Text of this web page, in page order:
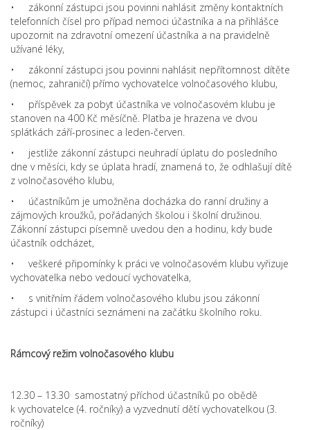
• zákonní zástupci jsou povinni nahlásit změny kontaktních
telefonních čísel pro případ nemoci účastníka a na přihlášce
upozornit na zdravotní omezení účastníka a na pravidelně
užívané léky,
• zákonní zástupci jsou povinni nahlásit nepřítomnost dítěte
(nemoc, zahraničí) přímo vychovatelce volnočasového klubu,
• příspěvek za pobyt účastníka ve volnočasovém klubu je
stanoven na 400 Kč měsíčně. Platba je hrazena ve dvou
splátkách září-prosinec a leden-červen.
• jestliže zákonní zástupci neuhradí úplatu do posledního
dne v měsíci, kdy se úplata hradí, znamená to, že odhlašují dítě
z volnočasového klubu,
• účastníkům je umožněna docházka do ranní družiny a
zájmových kroužků, pořádaných školou i školní družinou.
Zákonní zástupci písemně uvedou den a hodinu, kdy bude
účastník odcházet,
• veškeré připomínky k práci ve volnočasovém klubu vyřizuje
vychovatelka nebo vedoucí vychovatelka,
• s vnitřním řádem volnočasového klubu jsou zákonní
zástupci i účastníci seznámeni na začátku školního roku.
Rámcový režim volnočasového klubu
12.30 – 13.30 samostatný příchod účastníků po obědě
k vychovatelce (4. ročníky) a vyzvednutí dětí vychovatelkou (3.
ročníky)